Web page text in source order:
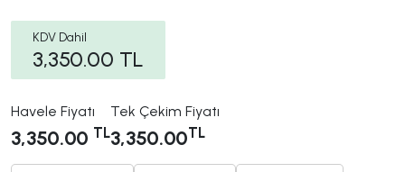
KDV Dahil
3,350.00 TL
Havele Fiyatı
3,350.00 TL
Tek Çekim Fiyatı
3,350.00TL